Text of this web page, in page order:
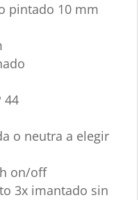
pintado 10 mm
44
o neutra a elegir
on/off
3x imantado sin